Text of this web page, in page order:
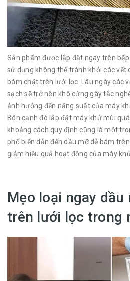
Sản phẩm được lắp đặt ngay trên
sử dụng không thể tránh khỏi các vết
bám chặt trên lưới lọc. Lâu ngày các
sạch sẽ trở nên khô cứng gây tắc
ảnh hưởng đến năng suất của máy
Bên cạnh đó lắp đặt máy khử mùi
khoảng cách quy định cũng là một
phổ biến dẫn đến dầu mỡ dễ bám
giảm hiệu quả hoạt động của máy
Mẹo loại ngay dầu
trên lưới lọc trong